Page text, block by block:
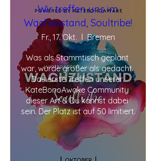
Wir treffen uns im
Wachzustand, Soultribe!
Fr., 17. Okt. Bremen
Was als Stammtisch geplant
war, wurde größer als gedacht.
Das erste Treffen unserer
KateBonoAwake Community
dieser Art & Du kannst dabei
sein. Der Platz ist auf 50 limitiert.